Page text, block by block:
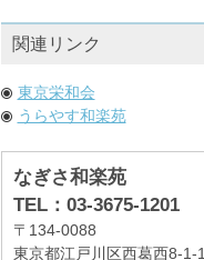
関連リンク
東京栄和会
うらやす和楽苑
なぎさ和楽苑
TEL：03-3675-1201
〒134-0088
東京都江戸川区西葛西8-1-1